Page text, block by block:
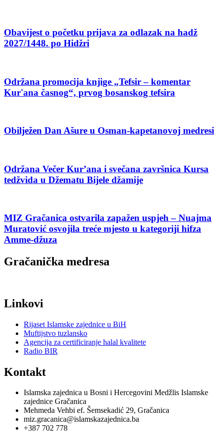
Obavijest o početku prijava za odlazak na hadž
2027/1448. po Hidžri
Održana promocija knjige „Tefsir – komentar
Kur'ana časnog“, prvog bosanskog tefsira
Obilježen Dan Ašure u Osman-kapetanovoj medresi
Održana Večer Kur’ana i svečana završnica Kursa
tedžvida u Džematu Bijele džamije
MIZ Gračanica ostvarila zapažen uspjeh – Nuajma
Muratović osvojila treće mjesto u kategoriji hifza
Amme-džuza
Gračanička medresa
Linkovi
Rijaset Islamske zajednice u BiH
Muftijstvo tuzlansko
Agencija za certificiranje halal kvalitete
Radio BIR
Kontakt
Islamska zajednica u Bosni i Hercegovini Medžlis Islamske
zajednice Gračanica
Mehmeda Vehbi ef. Šemsekadić 29, Gračanica
miz.gracanica@islamskazajednica.ba
+387 702 778